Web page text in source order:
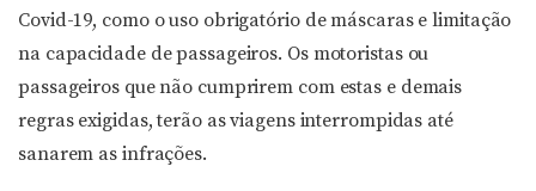
Covid-19, como o uso obrigatório de máscaras e limitação
na capacidade de passageiros. Os motoristas ou
passageiros que não cumprirem com estas e demais
regras exigidas, terão as viagens interrompidas até
sanarem as infrações.